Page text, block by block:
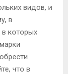
видов, и
в
в которых
что в